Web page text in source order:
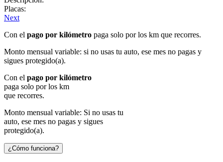
Placas:
Next
Con el pago por kilómetro paga solo por los km que recorres.
Monto mensual variable: si no usas tu auto, ese mes no pagas y
sigues protegido(a).
Con el pago por kilómetro
paga solo por los km
que recorres.
Monto mensual variable: Si no usas tu
auto, ese mes no pagas y sigues
protegido(a).
¿Cómo funciona?